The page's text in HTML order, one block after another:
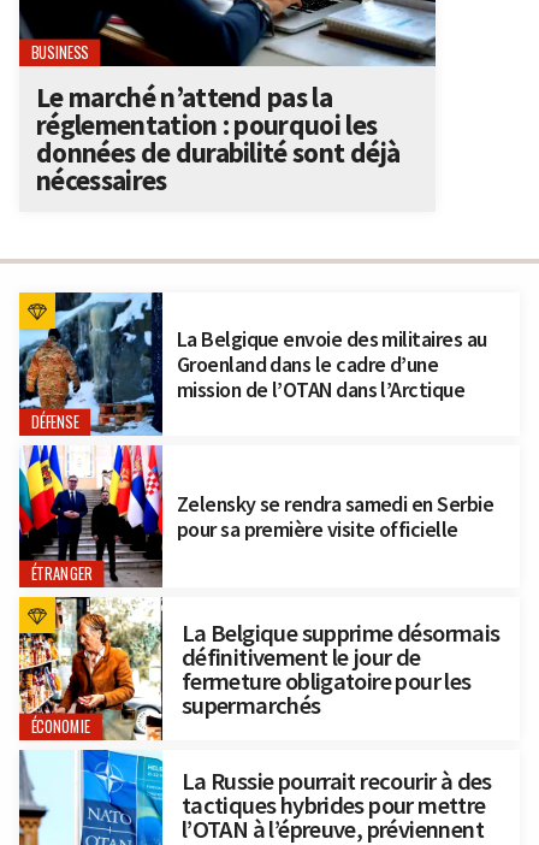
DÉFENSE
La Belgique envoie des militaires au
Groenland dans le cadre d’une
mission de l’OTAN dans l’Arctique
ÉTRANGER
Zelensky se rendra samedi en Serbie
pour sa première visite officielle
ÉCONOMIE
La Belgique supprime désormais
définitivement le jour de
fermeture obligatoire pour les
supermarchés
La Russie pourrait recourir à des
tactiques hybrides pour mettre
l’OTAN à l’épreuve, préviennent
BUSINESS
Le marché n’attend pas la
réglementation : pourquoi les
données de durabilité sont déjà
nécessaires